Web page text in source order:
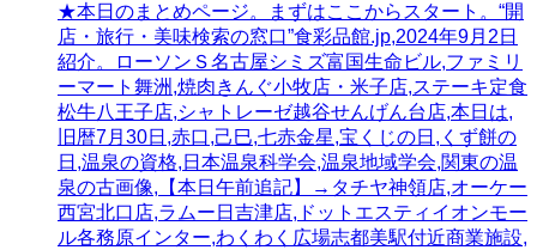
★本日のまとめページ。まずはここからスタート。“開
店・旅行・美味検索の窓口”食彩品館.jp,2024年9月2日
紹介。ローソンＳ名古屋シミズ富国生命ビル,ファミリ
ーマート舞洲,焼肉きんぐ小牧店・米子店,ステーキ定食
松牛八王子店,シャトレーゼ越谷せんげん台店,本日は,
旧暦7月30日,赤口,己巳,七赤金星,宝くじの日,くず餅の
日,温泉の資格,日本温泉科学会,温泉地域学会,関東の温
泉の古画像,【本日午前追記】→タチヤ神領店,オーケー
西宮北口店,ラムー日吉津店,ドットエスティイオンモー
ル各務原インター,わくわく広場志都美駅付近商業施設,